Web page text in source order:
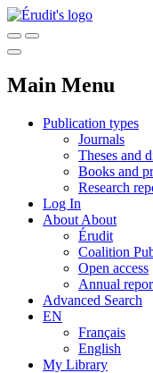
Main Menu
Publication types
Journals
Theses and
Books and
Research
Log In
About About
Érudit
Coalition
Open access
Annual
Advanced Search
EN
Français
English
My Library